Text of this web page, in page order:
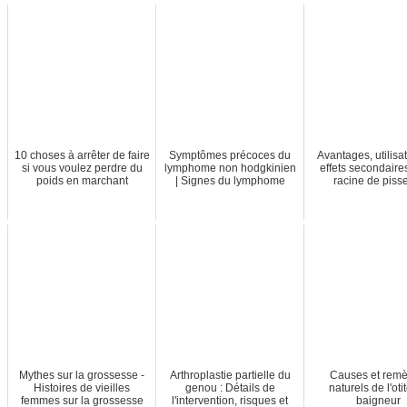
10 choses à arrêter de faire
si vous voulez perdre du
poids en marchant
Symptômes précoces du
lymphome non hodgkinien
| Signes du lymphome
Avantages,
effets
racine de
Mythes sur la grossesse -
Histoires de vieilles
femmes sur la grossesse
Arthroplastie partielle du
genou : Détails de
l'intervention, risques et
Causes et
naturels de
baigneur